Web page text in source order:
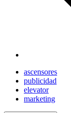
ascensores
publicidad
elevator
marketing